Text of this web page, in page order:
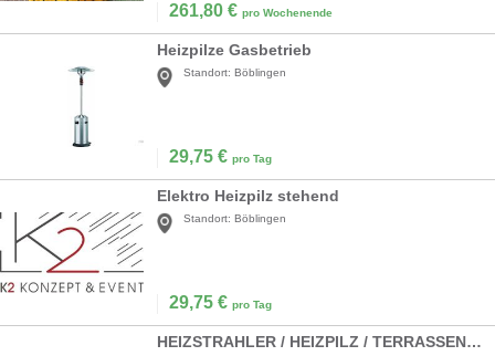
261,80 € pro Wochenende
Heizpilze Gasbetrieb
Standort: Böblingen
29,75 € pro Tag
Elektro Heizpilz stehend
Standort: Böblingen
29,75 € pro Tag
HEIZSTRAHLER / HEIZPILZ / TERRASSEN-STRAHLER